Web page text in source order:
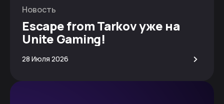
Новость
Escape from Tarkov уже на
Unite Gaming!
28 Июля 2026 >